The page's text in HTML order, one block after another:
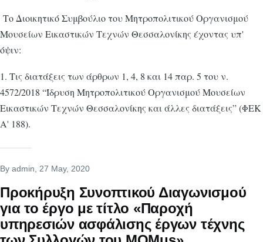
Το Διοικητικό Συμβούλιο του Μητροπολιτικού Οργανισμού
Μουσείων Εικαστικών Τεχνών Θεσσαλονίκης έχοντας υπ'
όψιν:
1. Τις διατάξεις των άρθρων 1, 4, 8 και 14 παρ. 5 του ν.
4572/2018 “Ίδρυση Μητροπολιτικού Οργανισμού Μουσείων
Εικαστικών Τεχνών Θεσσαλονίκης και άλλες διατάξεις” (ΦΕΚ
Α' 188).
By admin , 27 May, 2020
Προκήρυξη Συνοπτικού Διαγωνισμού
για το έργο με τίτλο «Παροχή
υπηρεσιών ασφάλισης έργων τέχνης